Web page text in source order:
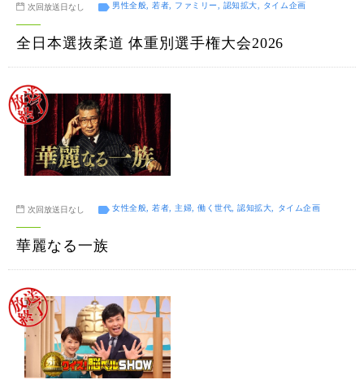
次回放送日なし 男性全般, 若者, ファミリー, 認知拡大, タイム企画
全日本選抜柔道 体重別選手権大会2026
次回放送日なし 女性全般, 若者, 主婦, 働く世代, 認知拡大, タイム企画
華麗なる一族